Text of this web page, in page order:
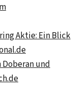
Aktie: Ein Blick
und